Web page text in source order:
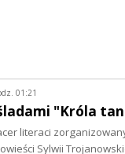
01:21
"Króla
literaci
Sylwii